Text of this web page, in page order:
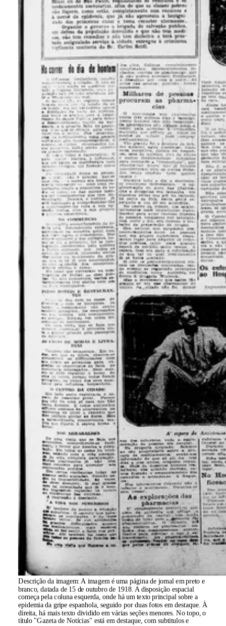
Descrição da imagem: A imagem é uma página de jornal em preto e
branco, datada de 15 de outubro de 1918. A disposição espacial
começa pela coluna esquerda, onde há um texto principal sobre a
epidemia da gripe espanhola, seguido por duas fotos em destaque. À
direita, há mais texto dividido em várias seções menores. No topo, o
título "Gazeta de Notícias" está em destaque, com subtitulos e